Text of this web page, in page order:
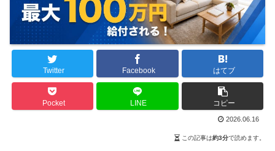
Twitter Facebook はてブ
Pocket LINE コピー
2026.06.16
この記事は約3分で読めます。